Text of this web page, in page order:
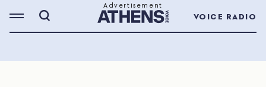
VOICE RADIO